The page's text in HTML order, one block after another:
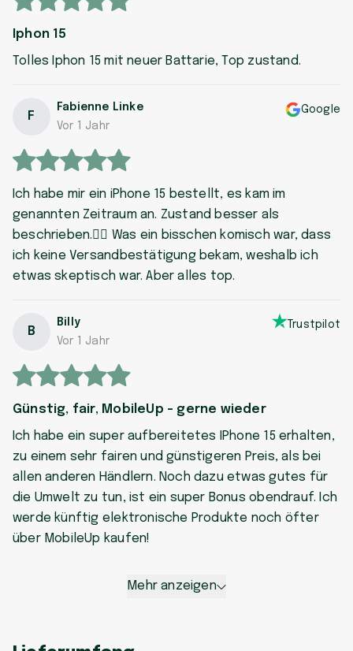
Iphon 15
Tolles Iphon 15 mit neuer Battarie, Top zustand.
F
Fabienne Linke
Vor 1 Jahr
Google
Ich habe mir ein iPhone 15 bestellt, es kam im
genannten Zeitraum an. Zustand besser als
beschrieben.👍🏼 Was ein bisschen komisch war, dass
ich keine Versandbestätigung bekam, weshalb ich
etwas skeptisch war. Aber alles top.
B
Billy
Vor 1 Jahr
Trustpilot
Günstig, fair, MobileUp - gerne wieder
Ich habe ein super aufbereitetes IPhone 15 erhalten,
zu einem sehr fairen und günstigeren Preis, als bei
allen anderen Händlern. Noch dazu etwas gutes für
die Umwelt zu tun, ist ein super Bonus obendrauf. Ich
werde künftig elektronische Produkte noch öfter
über MobileUp kaufen!
Mehr anzeigen